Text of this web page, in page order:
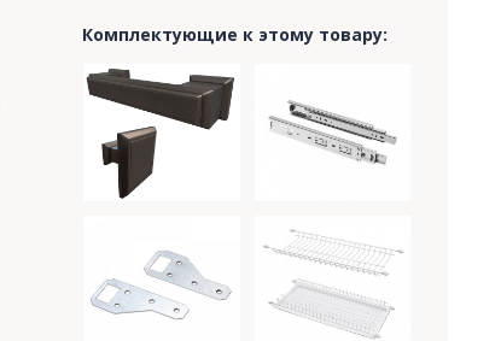
Комплектующие к этому товару: